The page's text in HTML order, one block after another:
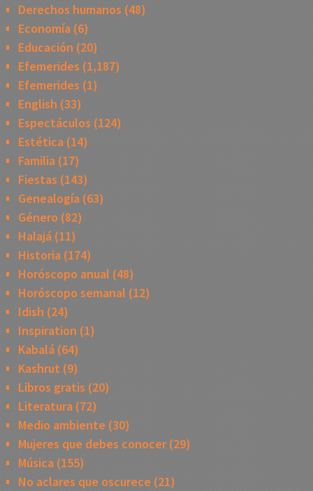
Derechos humanos (48)
Economía(6)
Educación (20)
Efemerides (1,187)
Efemerides (1)
English (33)
Espectáculos (124)
Estética(14)
Familia(17)
Fiestas (143)
Genealogía(63)
Género (82)
Halajá(11)
Historia(174)
Horóscopo anual (48)
Horóscopo semanal (12)
Idish (24)
Inspiration (1)
Kabalá(64)
Kashrut (9)
Libros gratis (20)
Literatura(72)
Medio ambiente (30)
Mujeres que debes conocer(29)
Música(155)
No aclares que oscurece (21)